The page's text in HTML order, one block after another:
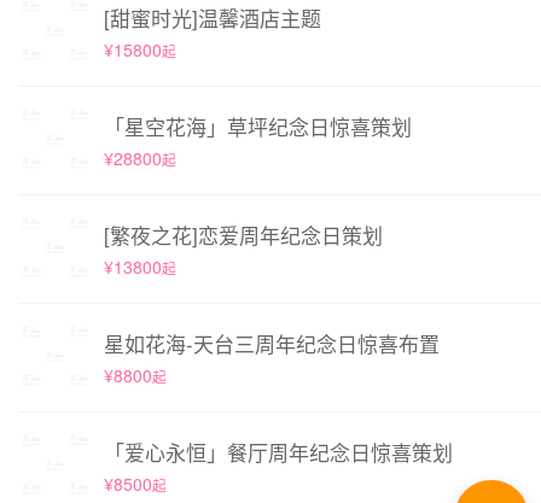
[甜蜜时光]温馨酒店主题
¥15800起
「星空花海」草坪纪念日惊喜策划
¥28800起
[繁夜之花]恋爱周年纪念日策划
¥13800起
星如花海-天台三周年纪念日惊喜布置
¥8800起
「爱心永恒」餐厅周年纪念日惊喜策划
¥8500起